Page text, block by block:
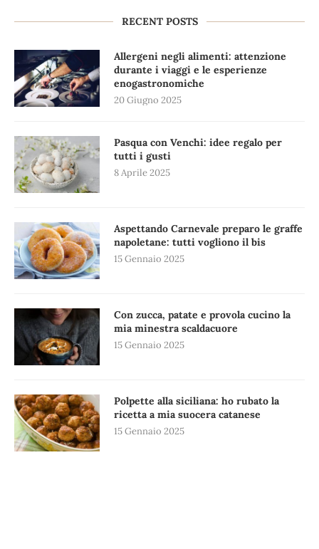
RECENT POSTS
Allergeni negli alimenti: attenzione
durante i viaggi e le esperienze
enogastronomiche
20 Giugno 2025
Pasqua con Venchi: idee regalo per
tutti i gusti
8 Aprile 2025
Aspettando Carnevale preparo le graffe
napoletane: tutti vogliono il bis
15 Gennaio 2025
Con zucca, patate e provola cucino la
mia minestra scaldacuore
15 Gennaio 2025
Polpette alla siciliana: ho rubato la
ricetta a mia suocera catanese
15 Gennaio 2025